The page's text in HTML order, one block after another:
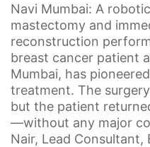
Navi Mumbai: A
mastectomy and
reconstruction
breast cancer patient
Mumbai, has
treatment. The
but the patient
—without any major
Nair, Lead Consultant,